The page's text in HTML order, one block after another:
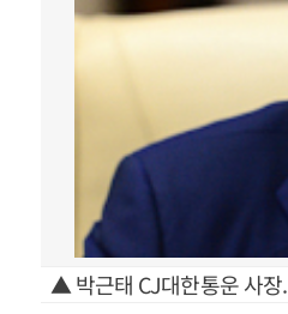
▲ 박근태 CJ대한통운 사장.